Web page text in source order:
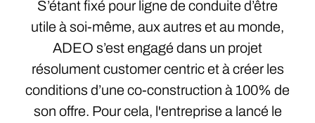
S’étant fixé pour ligne de conduite d’être
utile à soi-même, aux autres et au monde,
ADEO s’est engagé dans un projet
résolument customer centric et à créer les
conditions d’une co-construction à 100% de
son offre. Pour cela, l'entreprise a lancé le